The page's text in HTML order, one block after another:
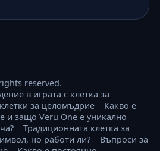
reserved.
в играта с клетка за
за целомъдрие
Какво е
и защо Veru One е уникално
Традиционната клетка за
но работи ли?
Въпроси за